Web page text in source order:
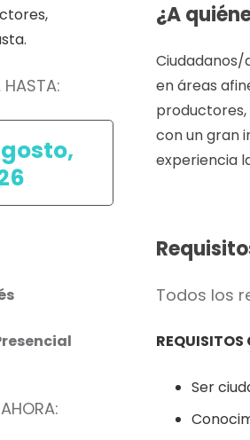
HASTA:
¿A
en áreas
productores,
con un gran
experiencia
Todos los
REQUISITOS
Ser